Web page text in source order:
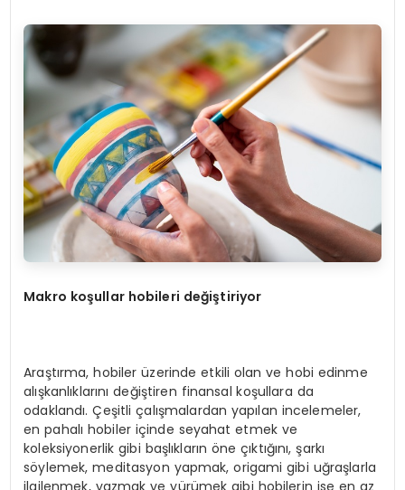
Makro koşullar hobileri değiştiriyor
Araştırma, hobiler üzerinde etkili olan ve hobi edinme
alışkanlıklarını değiştiren finansal koşullara da
odaklandı. Çeşitli çalışmalardan yapılan incelemeler,
en pahalı hobiler içinde seyahat etmek ve
koleksiyonerlik gibi başlıkların öne çıktığını, şarkı
söylemek, meditasyon yapmak, origami gibi uğraşlarla